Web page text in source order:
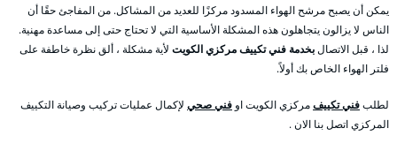
يمكن أن يصبح مرشح الهواء المسدود مركزًا للعديد من المشاكل. من المفاجئ حقًا أن
الناس لا يزالون يتجاهلون هذه المشكلة الأساسية التي لا تحتاج حتى إلى مساعدة مهنية.
لذا ، قبل الاتصالبخدمة فني تكييف مركزي الكويت لأية مشكلة ، ألق نظرة خاطفة على
فلتر الهواء الخاص بك أولاً.
لطلبفني تكييفمركزي الكويت او فني صحي لإكمال عمليات تركيب وصيانة التكييف
المركزي اتصل بنا الان .